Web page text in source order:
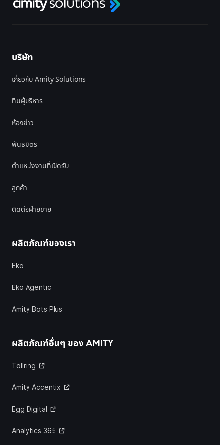
บริษัท
เกี่ยวกับ Amity Solutions
ทีมผู้บริหาร
ห้องข่าว
พันธมิตร
ตำแหน่งงานที่เปิดรับ
ลูกค้า
ติดต่อฝ่ายขาย
ผลิตภัณฑ์ของเรา
Eko
Eko Agentic
Amity Bots Plus
ผลิตภัณฑ์อื่นๆ ของ AMITY
Tollring
Amity Accentix
Egg Digital
Analytics 365